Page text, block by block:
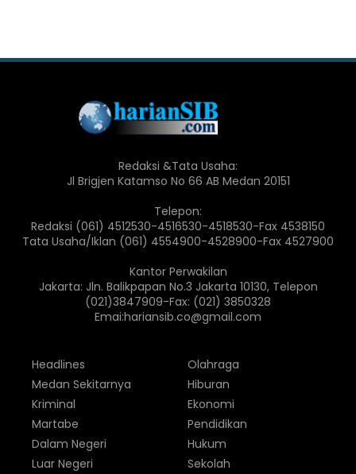
Redaksi &Tata Usaha:
Jl Brigjen Katamso No 66 AB Medan 20151
Telepon:
Redaksi (061) 4512530-4516530-4518530-Fax 4538150
Tata Usaha/Iklan (061) 4554900-4528900-Fax 4527900
Kantor Perwakilan
Jakarta: Jln. Balikpapan No.3 Jakarta 10130, Telepon
(021)3847909-Fax: (021) 3850328
Emai:hariansib.co@gmail.com
Headlines
Medan Sekitarnya
Kriminal
Martabe
Dalam Negeri
Luar Negeri
Olahraga
Hiburan
Ekonomi
Pendidikan
Hukum
Sekolah